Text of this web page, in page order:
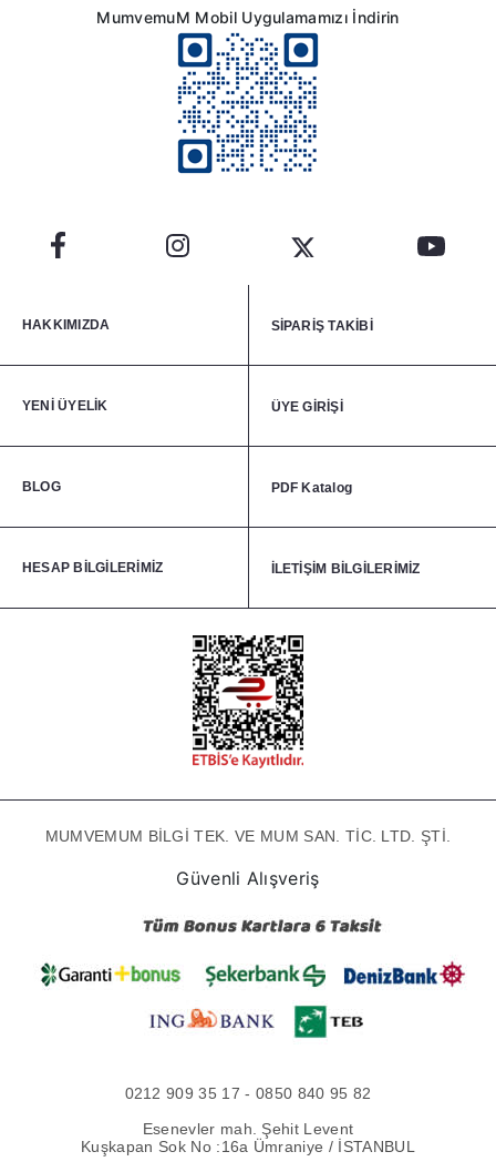
MumvemuM Mobil Uygulamamızı İndirin
HAKKIMIZDA SİPARİŞ TAKİBİ
YENİ ÜYELİK ÜYE GİRİŞİ
BLOG PDF Katalog
HESAP BİLGİLERİMİZ İLETİŞİM BİLGİLERİMİZ
MUMVEMUM BİLGİ TEK. VE MUM SAN. TİC. LTD. ŞTİ.
Güvenli Alışveriş
0212 909 35 17 - 0850 840 95 82
Esenevler mah. Şehit Levent
Kuşkapan Sok No :16a Ümraniye / İSTANBUL